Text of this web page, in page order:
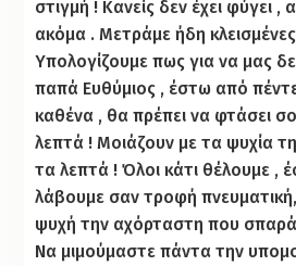
στιγμή ! Κανείς δεν έχει φύγει
ακόμα . Μετράμε ήδη
Υπολογίζουμε πως για να μας
παπά Ευθύμιος , έστω από
καθένα , θα πρέπει να φτάσει
λεπτά ! Μοιάζουν με τα ψυχία
τα λεπτά ! Όλοι κάτι θέλουμε ,
λάβουμε σαν τροφή
ψυχή την αχόρταστη που
Να μιμούμαστε πάντα την